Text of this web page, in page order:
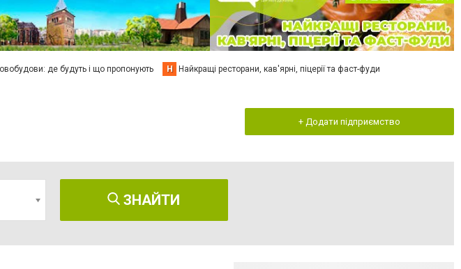
де будуть і що пропонують Н Найкращі ресторани, кав'ярні, піцерії та фаст-фуди
+ Додати підприємство
ЗНАЙТИ